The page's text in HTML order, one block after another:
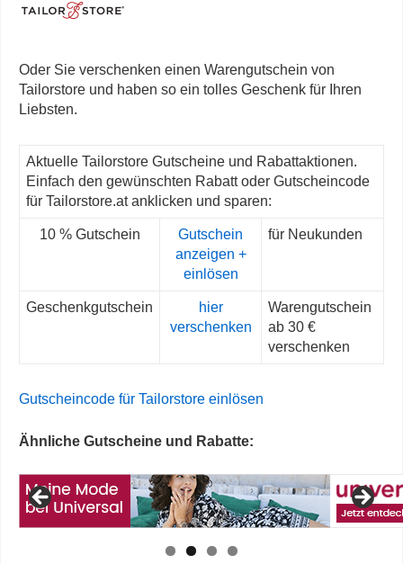
Oder Sie verschenken einen Warengutschein von
Tailorstore und haben so ein tolles Geschenk für Ihren
Liebsten.
Aktuelle Tailorstore Gutscheine und Rabattaktionen.
Einfach den gewünschten Rabatt oder Gutscheincode
für Tailorstore.at anklicken und sparen:
10 % Gutschein
Gutschein
anzeigen +
einlösen
für Neukunden
Geschenkgutschein
hier
verschenken
Warengutschein
ab 30 €
verschenken
Gutscheincode für Tailorstore einlösen
Ähnliche Gutscheine und Rabatte: